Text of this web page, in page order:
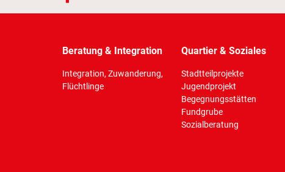
Beratung & Integration
Integration, Zuwanderung,
Flüchtlinge
Quartier & Soziales
Stadtteilprojekte
Jugendprojekt
Begegnungsstätten
Fundgrube
Sozialberatung